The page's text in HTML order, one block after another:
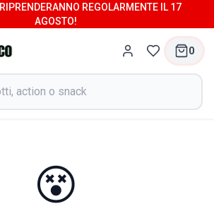
REGOLARMENTE IL 17
AGOSTO!
0
😵